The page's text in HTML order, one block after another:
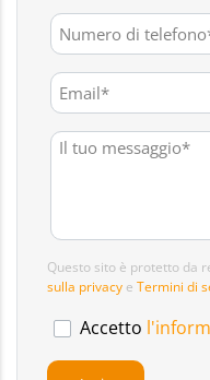
Questo sito è protetto da
sulla privacy e Termini di
Accetto